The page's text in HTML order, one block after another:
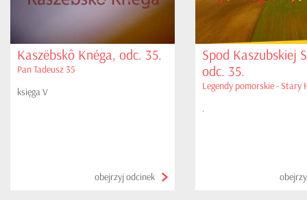
Kaszëbskô Knéga, odc. 35.
Pan Tadeusz 35
księga V
obejrzyj odcinek
Spod Kaszubskiej
odc. 35.
Legendy pomorskie - Stary
.